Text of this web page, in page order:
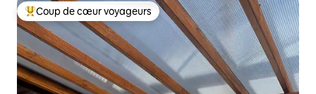
Coup de cœur voyageurs parmi les plus aimés
Coup de cœur voyageurs